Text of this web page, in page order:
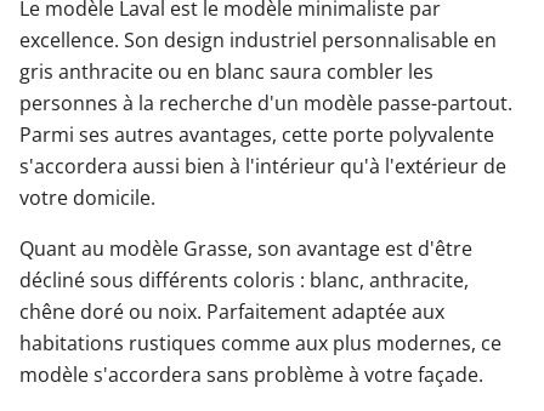
Le modèle Laval est le modèle minimaliste par
excellence. Son design industriel personnalisable en
gris anthracite ou en blanc saura combler les
personnes à la recherche d'un modèle passe-partout.
Parmi ses autres avantages, cette porte polyvalente
s'accordera aussi bien à l'intérieur qu'à l'extérieur de
votre domicile.
Quant au modèle Grasse, son avantage est d'être
décliné sous différents coloris : blanc, anthracite,
chêne doré ou noix. Parfaitement adaptée aux
habitations rustiques comme aux plus modernes, ce
modèle s'accordera sans problème à votre façade.